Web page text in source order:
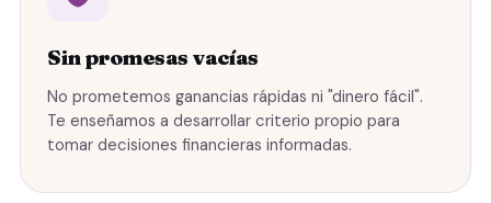
Sin promesas vacías
No prometemos ganancias rápidas ni "dinero fácil".
Te enseñamos a desarrollar criterio propio para
tomar decisiones financieras informadas.